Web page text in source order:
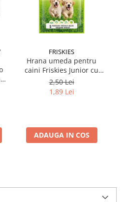
FRISKIES
Hrana umeda pentru
caini Friskies Junior cu
pui & mazare 85 gr
2,50 Lei
1,89 Lei
ADAUGA IN COS